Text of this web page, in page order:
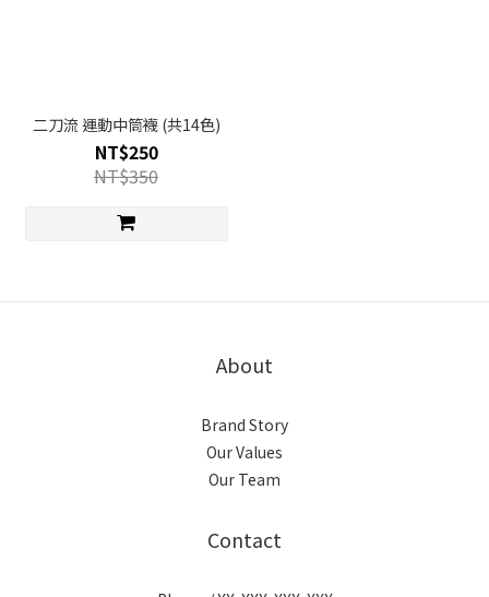
二刀流 運動中筒襪 (共14色)
NT$250
NT$350
About
Brand Story
Our Values
Our Team
Contact